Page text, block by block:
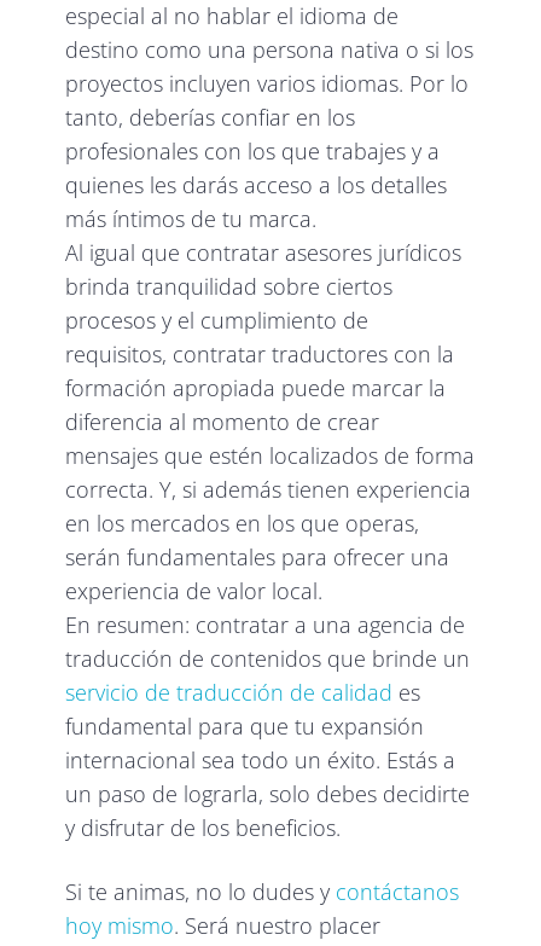
especial al no hablar el idioma de
destino como una persona nativa o si los
proyectos incluyen varios idiomas. Por lo
tanto, deberías confiar en los
profesionales con los que trabajes y a
quienes les darás acceso a los detalles
más íntimos de tu marca.
Al igual que contratar asesores jurídicos
brinda tranquilidad sobre ciertos
procesos y el cumplimiento de
requisitos, contratar traductores con la
formación apropiada puede marcar la
diferencia al momento de crear
mensajes que estén localizados de forma
correcta. Y, si además tienen experiencia
en los mercados en los que operas,
serán fundamentales para ofrecer una
experiencia de valor local.
En resumen: contratar a una agencia de
traducción de contenidos que brinde un
servicio de traducción de calidad es
fundamental para que tu expansión
internacional sea todo un éxito. Estás a
un paso de lograrla, solo debes decidirte
y disfrutar de los beneficios.
Si te animas, no lo dudes y contáctanos
hoy mismo. Será nuestro placer